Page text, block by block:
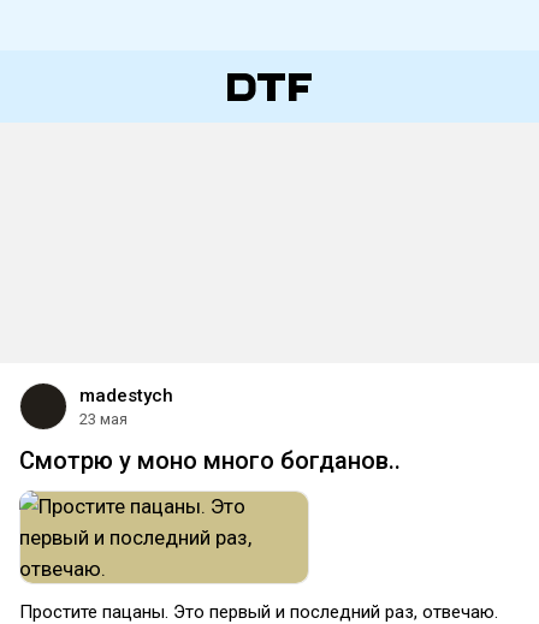
madestych
23 мая
Смотрю у моно много богданов..
Простите пацаны. Это первый и последний раз, отвечаю.